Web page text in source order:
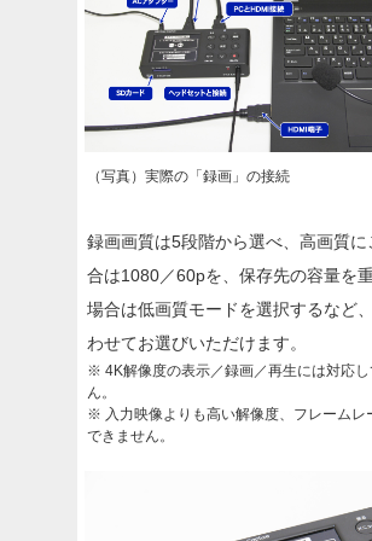
（写真）実際の「録画」の接続
録画画質は5段階から選べ、高画質に
合は1080／60pを、保存先の容量を
場合は低画質モードを選択するなど
わせてお選びいただけます。
※ 4K解像度の表示／録画／再生には対応
ん。
※ 入力映像よりも高い解像度、フレームレ
できません。